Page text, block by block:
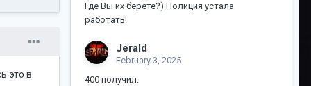
это в
Где Вы их берёте?) Полиция устала
работать!
Jerald
February 3, 2025
400 получил.